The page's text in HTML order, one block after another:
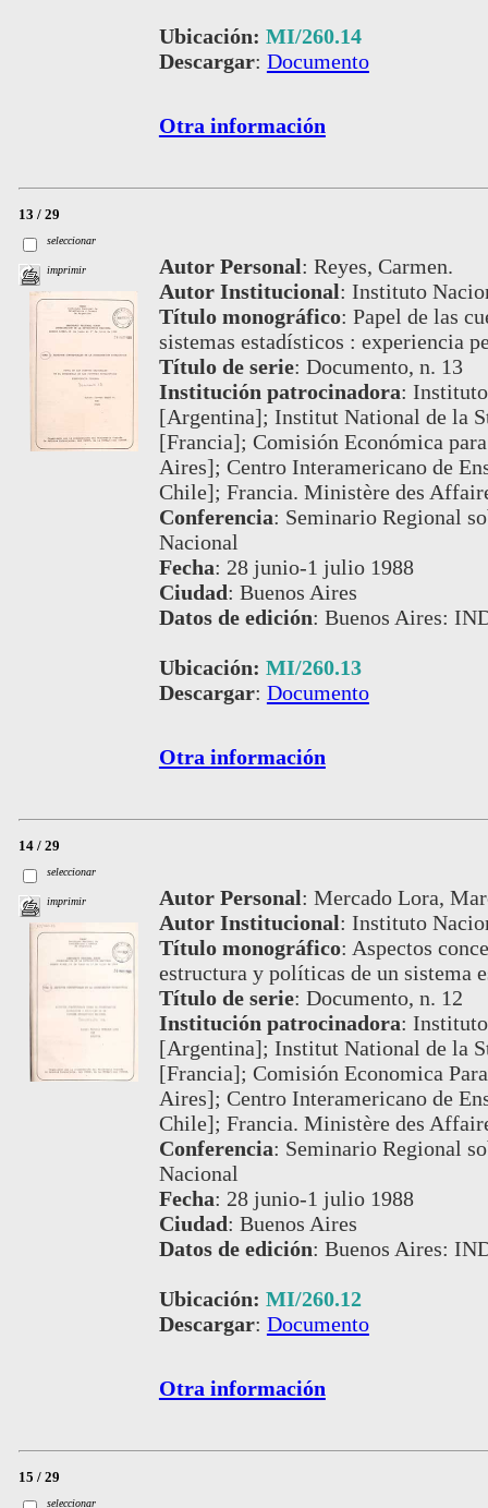
Ubicación: MI/260.14
Descargar: Documento
Otra información
13 / 29
seleccionar
imprimir Autor Personal: Reyes, Carmen.
Autor Institucional: Instituto
Título monográfico: Papel de las
sistemas estadísticos : experiencia
Título de serie: Documento, n. 13
Institución patrocinadora:
[Argentina]; Institut National de la
[Francia]; Comisión Económica
Aires]; Centro Interamericano de
Chile]; Francia. Ministère des
Conferencia: Seminario Regional
Nacional
Fecha: 28 junio-1 julio 1988
Ciudad: Buenos Aires
Datos de edición: Buenos Aires:
Ubicación: MI/260.13
Descargar: Documento
Otra información
14 / 29
seleccionar
imprimir Autor Personal: Mercado Lora,
Autor Institucional: Instituto
Título monográfico: Aspectos
estructura y políticas de un sistema
Título de serie: Documento, n. 12
Institución patrocinadora:
[Argentina]; Institut National de la
[Francia]; Comisión Economica
Aires]; Centro Interamericano de
Chile]; Francia. Ministère des
Conferencia: Seminario Regional
Nacional
Fecha: 28 junio-1 julio 1988
Ciudad: Buenos Aires
Datos de edición: Buenos Aires:
Ubicación: MI/260.12
Descargar: Documento
Otra información
15 / 29
seleccionar